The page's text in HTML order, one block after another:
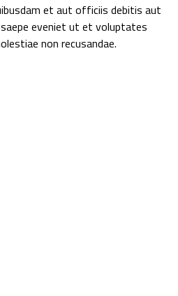
et aut officiis debitis aut
eveniet ut et voluptates
non recusandae.